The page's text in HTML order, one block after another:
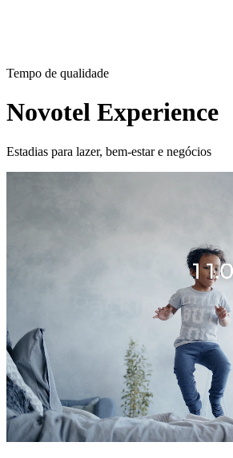
Tempo de qualidade
Novotel Experience
Estadias para lazer, bem-estar e negócios